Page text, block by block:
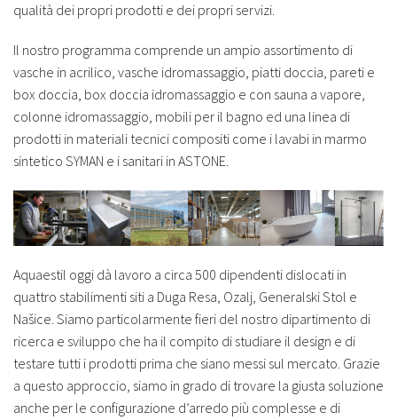
qualità dei propri prodotti e dei propri servizi.
Il nostro programma comprende un ampio assortimento di
vasche in acrilico, vasche idromassaggio, piatti doccia, pareti e
box doccia, box doccia idromassaggio e con sauna a vapore,
colonne idromassaggio, mobili per il bagno ed una linea di
prodotti in materiali tecnici compositi come i lavabi in marmo
sintetico SYMAN e i sanitari in ASTONE.
Aquaestil oggi dà lavoro a circa 500 dipendenti dislocati in
quattro stabilimenti siti a Duga Resa, Ozalj, Generalski Stol e
Našice. Siamo particolarmente fieri del nostro dipartimento di
ricerca e sviluppo che ha il compito di studiare il design e di
testare tutti i prodotti prima che siano messi sul mercato. Grazie
a questo approccio, siamo in grado di trovare la giusta soluzione
anche per le configurazione d’arredo più complesse e di